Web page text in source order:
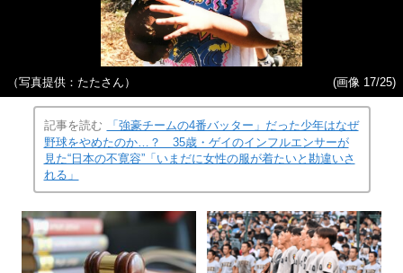
（写真提供：たたさん） (画像 17/25)
記事を読む
「強豪チームの4番バッター」だった少年はなぜ
野球をやめたのか…？ 35歳・ゲイのインフルエンサーが
見た“日本の不寛容”「いまだに女性の服が着たいと勘違いさ
れる」